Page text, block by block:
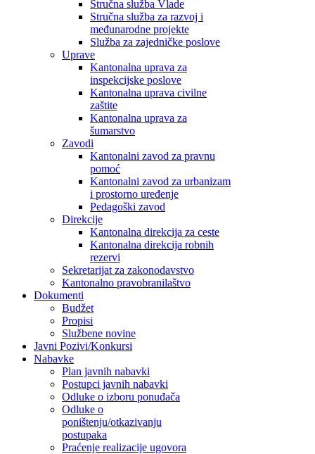
Stručna služba Vlade
Stručna služba za razvoj i
međunarodne projekte
Služba za zajedničke poslove
Uprave
Kantonalna uprava za
inspekcijske poslove
Kantonalna uprava civilne
zaštite
Kantonalna uprava za
šumarstvo
Zavodi
Kantonalni zavod za pravnu
pomoć
Kantonalni zavod za urbanizam
i prostorno uređenje
Pedagoški zavod
Direkcije
Kantonalna direkcija za ceste
Kantonalna direkcija robnih
rezervi
Sekretarijat za zakonodavstvo
Kantonalno pravobranilaštvo
Dokumenti
Budžet
Propisi
Službene novine
Javni Pozivi/Konkursi
Nabavke
Plan javnih nabavki
Postupci javnih nabavki
Odluke o izboru ponuđača
Odluke o
poništenju/otkazivanju
postupaka
Praćenje realizacije ugovora